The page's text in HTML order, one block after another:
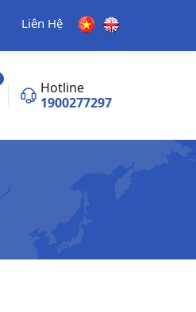
Liên Hệ
Hotline
1900277297